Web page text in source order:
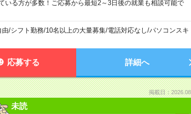
いる方が多数！ご応募から最短2～3日後の就業も相談可能で
由/シフト勤務/10名以上の大量募集/電話対応なし/パソコンスキ
応募する 詳細へ
掲載日：
未読